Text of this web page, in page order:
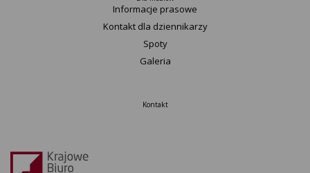
Informacje prasowe
Kontakt dla dziennikarzy
Spoty
Galeria
Kontakt